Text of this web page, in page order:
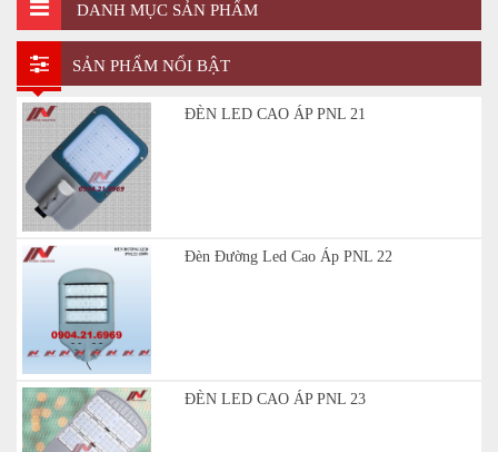
DANH MỤC SẢN PHẨM
SẢN PHẨM NỔI BẬT
ĐÈN LED CAO ÁP PNL 21
Đèn Đường Led Cao Áp PNL 22
ĐÈN LED CAO ÁP PNL 23